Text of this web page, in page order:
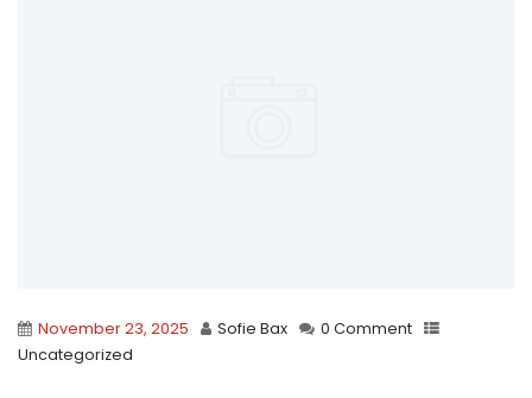
November 23, 2025 Sofie Bax
0 Comment
Uncategorized